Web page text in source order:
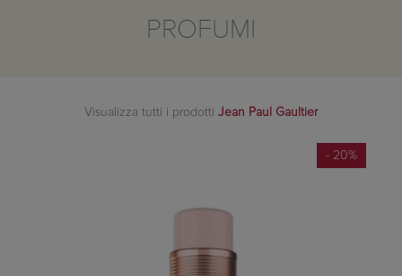
PROFUMI
Visualizza tutti i prodotti Jean Paul Gaultier
- 20%